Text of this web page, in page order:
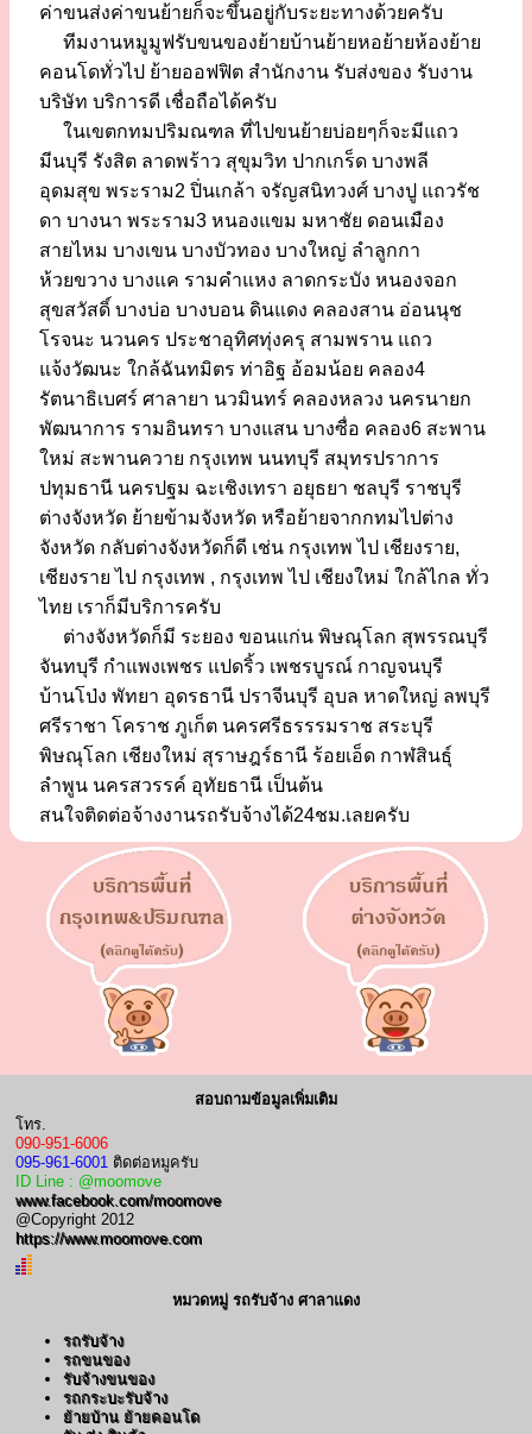
ค่าขนส่งค่าขนย้ายก็จะขึ้นอยู่กับระยะทางด้วยครับ
ทีมงานหมูมูฟรับขนของย้ายบ้านย้ายหอย้ายห้องย้าย
คอนโดทั่วไป ย้ายออฟฟิต สำนักงาน รับส่งของ รับงาน
บริษัท บริการดี เชื่อถือได้ครับ
ในเขตกทมปริมณฑล ที่ไปขนย้ายบ่อยๆก็จะมีแถว
มีนบุรี รังสิต ลาดพร้าว สุขุมวิท ปากเกร็ด บางพลี
อุดมสุข พระราม2 ปิ่นเกล้า จรัญสนิทวงศ์ บางปู แถวรัช
ดา บางนา พระราม3 หนองแขม มหาชัย ดอนเมือง
สายไหม บางเขน บางบัวทอง บางใหญ่ ลำลูกกา
ห้วยขวาง บางแค รามคำแหง ลาดกระบัง หนองจอก
สุขสวัสดิ์ บางบ่อ บางบอน ดินแดง คลองสาน อ่อนนุช
โรจนะ นวนคร ประชาอุทิศทุ่งครุ สามพราน แถว
แจ้งวัฒนะ ใกล้ฉันทมิตร ท่าอิฐ อ้อมน้อย คลอง4
รัตนาธิเบศร์ ศาลายา นวมินทร์ คลองหลวง นครนายก
พัฒนาการ รามอินทรา บางแสน บางซื่อ คลอง6 สะพาน
ใหม่ สะพานควาย กรุงเทพ นนทบุรี สมุทรปราการ
ปทุมธานี นครปฐม ฉะเชิงเทรา อยุธยา ชลบุรี ราชบุรี
ต่างจังหวัด ย้ายข้ามจังหวัด หรือย้ายจากกทมไปต่าง
จังหวัด กลับต่างจังหวัดก็ดี เช่น กรุงเทพ ไป เชียงราย,
เชียงราย ไป กรุงเทพ , กรุงเทพ ไป เชียงใหม่ ใกล้ไกล ทั่ว
ไทย เราก็มีบริการครับ
ต่างจังหวัดก็มี ระยอง ขอนแก่น พิษณุโลก สุพรรณบุรี
จันทบุรี กำแพงเพชร แปดริ้ว เพชรบูรณ์ กาญจนบุรี
บ้านโป่ง พัทยา อุดรธานี ปราจีนบุรี อุบล หาดใหญ่ ลพบุรี
ศรีราชา โคราช ภูเก็ต นครศรีธรรรมราช สระบุรี
พิษณุโลก เชียงใหม่ สุราษฎร์ธานี ร้อยเอ็ด กาฬสินธุ์
ลำพูน นครสวรรค์ อุทัยธานี เป็นต้น
สนใจติดต่อจ้างงานรถรับจ้างได้24ชม.เลยครับ
สอบถามข้อมูลเพิ่มเติม
โทร.
090-951-6006
095-961-6001 ติดต่อหมูครับ
ID Line : @moomove
www.facebook.com/moomove
@Copyright 2012
https://www.moomove.com
หมวดหมู่ รถรับจ้าง ศาลาแดง
รถรับจ้าง
รถขนของ
รับจ้างขนของ
รถกระบะรับจ้าง
ย้ายบ้าน ย้ายคอนโด